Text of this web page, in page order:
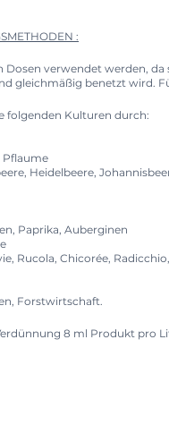
:
Dosen verwendet werden,
gleichmäßig benetzt wird.
folgenden Kulturen durch:
Pflaume
Heidelbeere,
Paprika, Auberginen
Rucola, Chicorée,
Forstwirtschaft.
8 ml Produkt pro